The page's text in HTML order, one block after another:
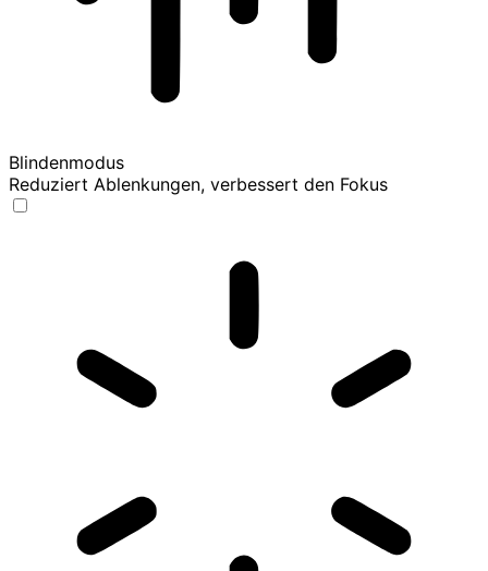
Blindenmodus
Reduziert Ablenkungen, verbessert den Fokus